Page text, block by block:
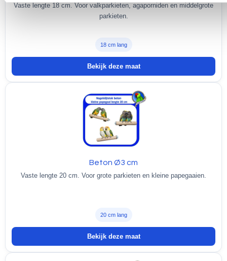
Vaste lengte 18 cm. Voor valkparkieten, agaporniden en middelgrote
parkieten.
18 cm lang
Bekijk deze maat
Beton Ø3 cm
Vaste lengte 20 cm. Voor grote parkieten en kleine papegaaien.
20 cm lang
Bekijk deze maat